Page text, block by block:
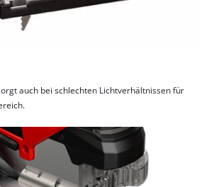
auch bei schlechten Lichtverhältnissen für